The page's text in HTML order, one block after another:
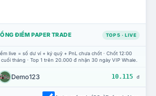
ĐIỂM PAPER TRADE TOP 5 · LIVE
live = số dư ví + ký quỹ + PnL chưa chốt · Chốt 12:00
tháng · Top 1 trên 20.000 đ nhận 30 ngày VIP Whale.
Demo123 10.115 đ